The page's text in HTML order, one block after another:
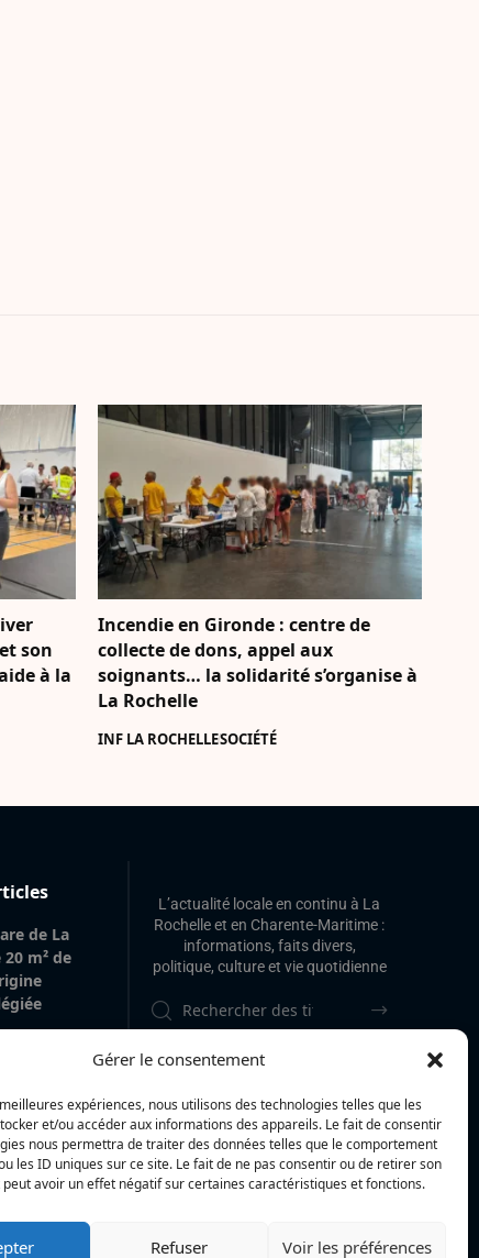
Gérer le consentement
expériences, nous utilisons des technologies telles que les
et/ou accéder aux informations des appareils. Le fait de consentir
nous permettra de traiter des données telles que le comportement
les ID uniques sur ce site. Le fait de ne pas consentir ou de retirer son
avoir un effet négatif sur certaines caractéristiques et fonctions.
Refuser Voir les préférences
son
à la
Incendie en Gironde : centre de
collecte de dons, appel aux
soignants… la solidarité s’organise à
La Rochelle
INF LA ROCHELLESOCIÉTÉ
de La
m² de
Voir mes
et
l’île de Ré,
réalise »
peut
» : La
la Gironde
L’actualité locale en continu à La
Rochelle et en Charente-Maritime :
informations, faits divers,
politique, culture et vie quotidienne